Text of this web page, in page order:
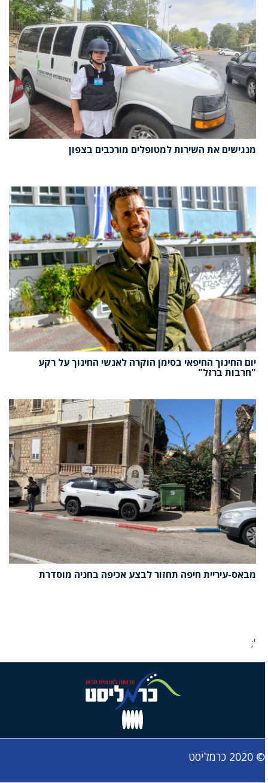
מנגישים את השירות למטופלים מורכבים בצפון
יום החינוך החיפאי בסימן הוקרה לאנשי החינוך על רקע
"חרבות ברזל"
מבאס-עיריית חיפה תחזור לבצע אכיפה בחניה מוסדרת
';
© 2020 כרמליסט